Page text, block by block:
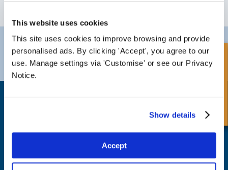
This website uses cookies
This site uses cookies to improve browsing and provide
personalised ads. By clicking 'Accept', you agree to our
use. Manage settings via 'Customise' or see our Privacy
Notice.
Show details
Accept
Darlington
Telefono:+44 (0) 1325 282732
Email:sales@fpeseals.com
Doncaster
Telefono:+44 (0) 1302727252
Email:
Barrington Way,
Darlington,
Richiesta Veloce